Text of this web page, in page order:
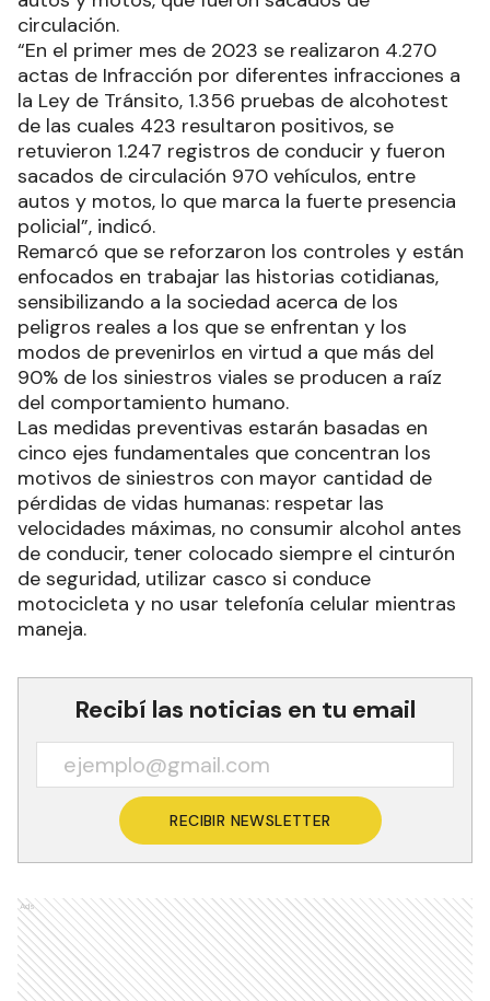
circulación.
“En el primer mes de 2023 se realizaron 4.270
actas de Infracción por diferentes infracciones a
la Ley de Tránsito, 1.356 pruebas de alcohotest
de las cuales 423 resultaron positivos, se
retuvieron 1.247 registros de conducir y fueron
sacados de circulación 970 vehículos, entre
autos y motos, lo que marca la fuerte presencia
policial”, indicó.
Remarcó que se reforzaron los controles y están
enfocados en trabajar las historias cotidianas,
sensibilizando a la sociedad acerca de los
peligros reales a los que se enfrentan y los
modos de prevenirlos en virtud a que más del
90% de los siniestros viales se producen a raíz
del comportamiento humano.
Las medidas preventivas estarán basadas en
cinco ejes fundamentales que concentran los
motivos de siniestros con mayor cantidad de
pérdidas de vidas humanas: respetar las
velocidades máximas, no consumir alcohol antes
de conducir, tener colocado siempre el cinturón
de seguridad, utilizar casco si conduce
motocicleta y no usar telefonía celular mientras
maneja.
Recibí las noticias en tu email
RECIBIR NEWSLETTER
Ads